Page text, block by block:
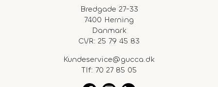
Bredgade 27-33
7400 Herning
Danmark
CVR: 25 79 45 83
Kundeservice@gucca.dk
Tlf: 70 27 85 05